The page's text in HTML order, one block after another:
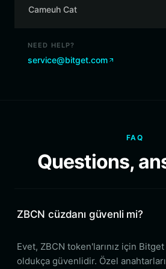
Cameuh Cat
NEED HELP?
service@bitget.com
FAQ
Questions,
ZBCN cüzdanı güvenli mi?
Evet, ZBCN token'larınız için
oldukça güvenlidir. Özel